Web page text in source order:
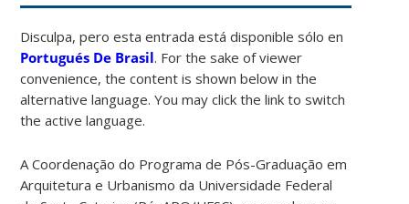
Disculpa, pero esta entrada está disponible sólo en
Portugués De Brasil. For the sake of viewer
convenience, the content is shown below in the
alternative language. You may click the link to switch
the active language.
A Coordenação do Programa de Pós-Graduação em
Arquitetura e Urbanismo da Universidade Federal